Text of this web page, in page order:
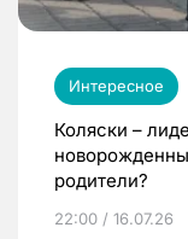
Интересное
Коляски –
родители?
22:00 / 16.07.26